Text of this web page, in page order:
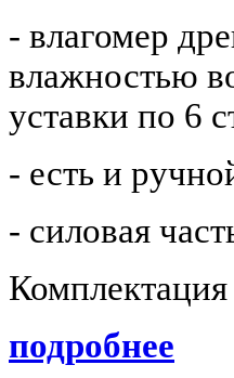
- влагомер
влажностью
уставки по 6
- есть и
- силовая
подробнее